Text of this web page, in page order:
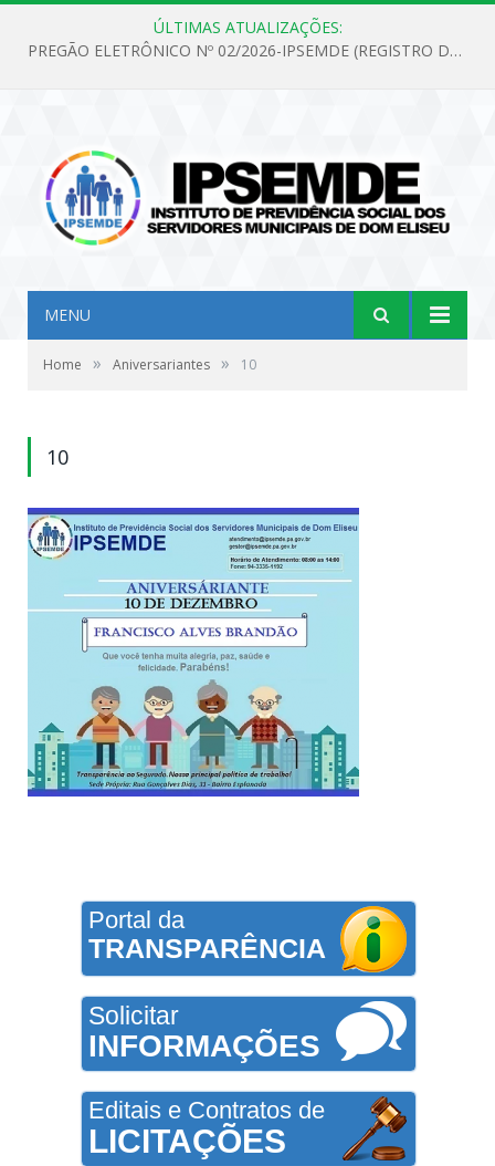
ÚLTIMAS ATUALIZAÇÕES:
PREGÃO ELETRÔNICO Nº 02/2026-IPSEMDE (REGISTRO DE PREÇOS PARA FUTURA E EVENTUAL AQUISIÇÃO DE MATERIAL DE LIMPEZA E GÊNEROS ALIMENTÍCIOS PARA ATENDER AS NECESSIDADES DO INSTITUTO DE PREVIDÊNCIA SOCIAL DOS SERVIDORES MUNICIPAIS DE DOM ELISEU.)
MENU
Home » Aniversariantes » 10
10
Portal da
TRANSPARÊNCIA
Solicitar
INFORMAÇÕES
Editais e Contratos de
LICITAÇÕES